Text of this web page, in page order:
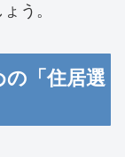
う。
「住居選